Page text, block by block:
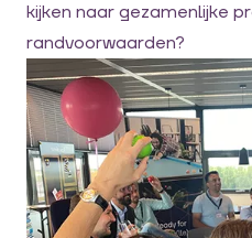
kijken naar gezamenlijke
randvoorwaarden?